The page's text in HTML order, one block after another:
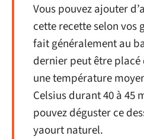
Vous pouvez ajouter
cette recette selon vos
fait généralement au
dernier peut être placé
une température
Celsius durant 40 à 45
pouvez déguster ce
yaourt naturel.